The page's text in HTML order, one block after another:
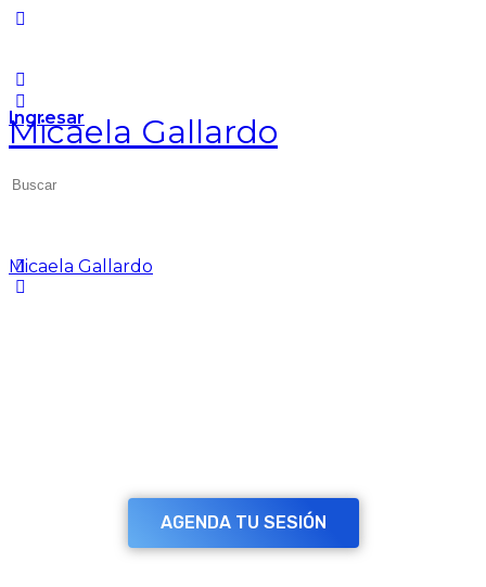
Ingresar
Micaela Gallardo
Micaela Gallardo
AGENDA TU SESIÓN